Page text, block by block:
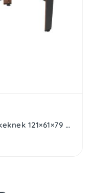
Csocsó asztal asztali foci gyerekeknek 121×61×79 cm